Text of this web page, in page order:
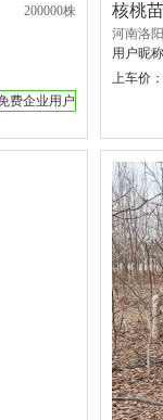
200000株
费企业用户
核桃苗
河南洛
用户昵称
上车价：